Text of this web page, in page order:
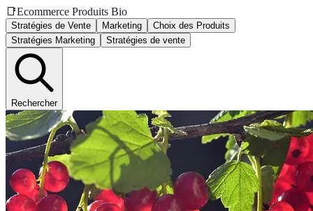
📑Ecommerce Produits Bio
Stratégies de Vente Marketing
Choix des Produits
Stratégies Marketing
Stratégies de vente
Rechercher